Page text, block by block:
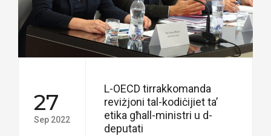
27
Sep 2022
L-OECD tirrakkomanda
reviżjoni tal-kodiċijiet ta’
etika għall-ministri u d-
deputati